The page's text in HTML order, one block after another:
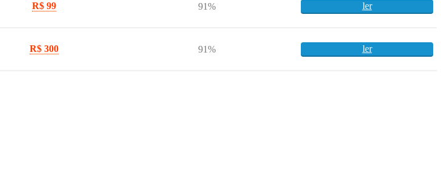
R$ 99 91% ler
R$ 300 91% ler